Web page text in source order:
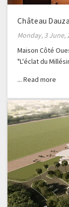
Château
Monday, 3 June,
Maison Côté
"L'éclat du